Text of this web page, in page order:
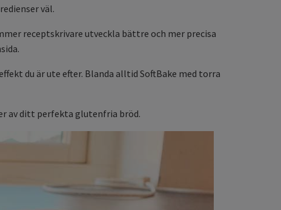
väl.
receptskrivare utveckla bättre och mer precisa
du är ute efter. Blanda alltid SoftBake med torra
av ditt perfekta glutenfria bröd.